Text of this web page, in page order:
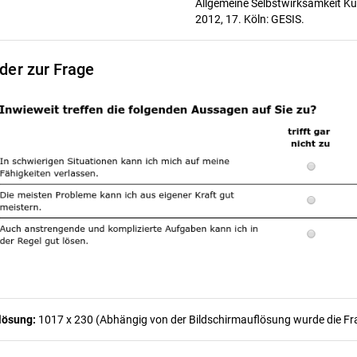
Allgemeine Selbstwirksamkeit
2012, 17. Köln: GESIS.
zur Frage
1017 x 230 (Abhängig von der Bildschirmauflösung wurde die